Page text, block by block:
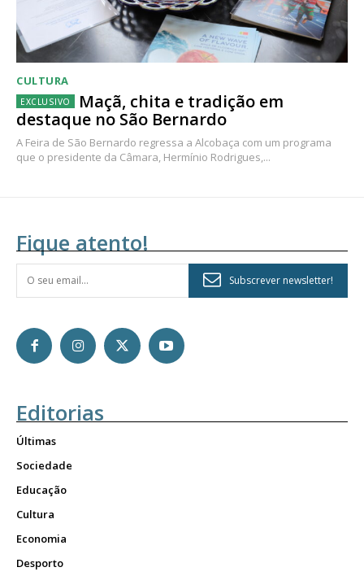
CULTURA
Maçã, chita e tradição em
destaque no São Bernardo
A Feira de São Bernardo regressa a Alcobaça com um programa
que o presidente da Câmara, Hermínio Rodrigues,...
Fique atento!
Subscrever newsletter!
Editorias
Últimas
Sociedade
Educação
Cultura
Economia
Desporto